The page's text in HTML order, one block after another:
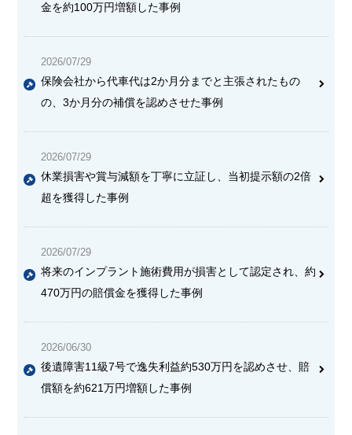
金を約100万円増額した事例
2026/07/29
保険会社から代車代は2か月分までと主張されたもの
の、3か月分の補償を認めさせた事例
2026/07/29
休業損害や賞与減額を丁寧に立証し、当初提示額の2倍
超を獲得した事例
2026/07/29
将来のインプラント施術費用が損害として認定され、約
470万円の賠償金を獲得した事例
2026/06/30
後遺障害11級7号で逸失利益約530万円を認めさせ、賠
償額を約621万円増額した事例